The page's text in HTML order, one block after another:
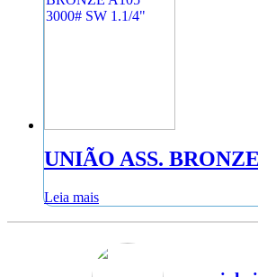
UNIÃO ASS.
Leia mais